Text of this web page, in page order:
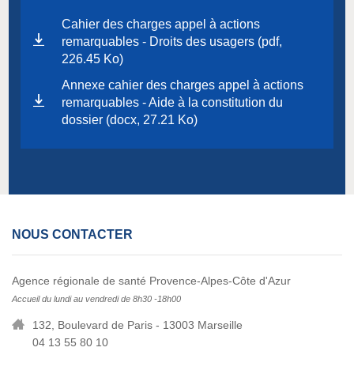
Cahier des charges appel à actions
remarquables - Droits des usagers (pdf,
226.45 Ko)
Annexe cahier des charges appel à actions
remarquables - Aide à la constitution du
dossier (docx, 27.21 Ko)
NOUS CONTACTER
Agence régionale de santé Provence-Alpes-Côte d'Azur
Accueil du lundi au vendredi de 8h30 -18h00
132, Boulevard de Paris - 13003 Marseille
04 13 55 80 10